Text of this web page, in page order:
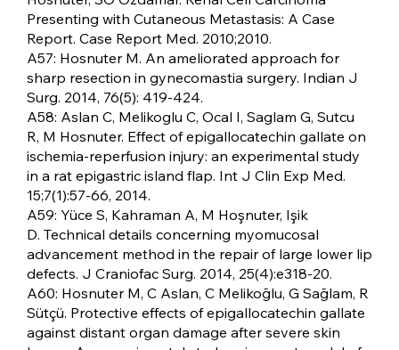
Presenting with Cutaneous Metastasis: A Case
Report. Case Report Med. 2010;2010.
A57: Hosnuter M. An ameliorated approach for
sharp resection in gynecomastia surgery. Indian J
Surg. 2014, 76(5): 419-424.
A58: Aslan C, Melikoglu C, Ocal I, Saglam G, Sutcu
R, M Hosnuter. Effect of epigallocatechin gallate on
ischemia-reperfusion injury: an experimental study
in a rat epigastric island flap. Int J Clin Exp Med.
15;7(1):57-66, 2014.
A59: Yüce S, Kahraman A, M Hoşnuter, Işik
D. Technical details concerning myomucosal
advancement method in the repair of large lower lip
defects. J Craniofac Surg. 2014, 25(4):e318-20.
A60: Hosnuter M, C Aslan, C Melikoğlu, G Sağlam, R
Sütçü. Protective effects of epigallocatechin gallate
against distant organ damage after severe skin